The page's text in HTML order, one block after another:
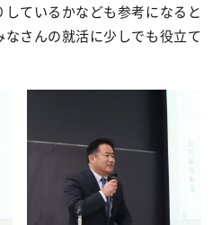
ているかなども参考になると
さんの就活に少しでも役立て